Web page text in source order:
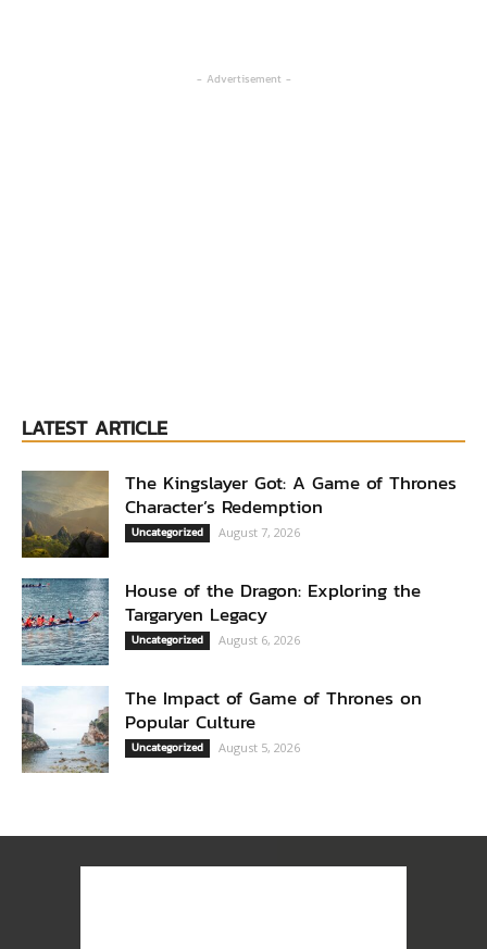
- Advertisement -
LATEST ARTICLE
The Kingslayer Got: A Game of Thrones
Character’s Redemption
Uncategorized August 7, 2026
House of the Dragon: Exploring the
Targaryen Legacy
Uncategorized August 6, 2026
The Impact of Game of Thrones on
Popular Culture
Uncategorized August 5, 2026